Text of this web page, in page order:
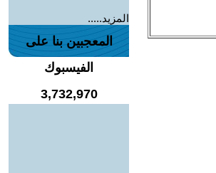
المزيد.....
المعجبين بنا على
الفيسبوك
3,732,970